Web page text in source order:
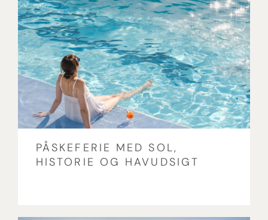
PÅSKEFERIE MED SOL,
HISTORIE OG HAVUDSIGT